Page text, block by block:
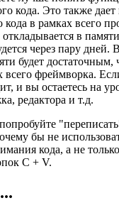
кода. Это также
кода в рамках всего
в
через пару дней.
будет
всего фреймворка.
и вы остаетесь на
редактора и т.д.
бы не
кода, а не
C + V.